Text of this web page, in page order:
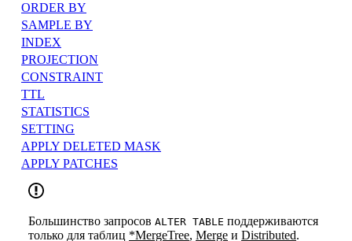
ORDER BY
SAMPLE BY
INDEX
PROJECTION
CONSTRAINT
TTL
STATISTICS
SETTING
APPLY DELETED MASK
APPLY PATCHES
Большинство запросов ALTER TABLE поддерживаются
только для таблиц *MergeTree, Merge и Distributed.